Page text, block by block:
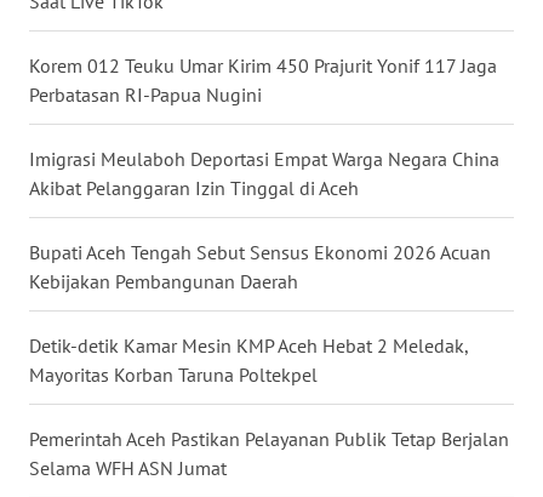
Korem 012 Teuku Umar Kirim 450 Prajurit Yonif 117 Jaga
Perbatasan RI-Papua Nugini
Imigrasi Meulaboh Deportasi Empat Warga Negara China
Akibat Pelanggaran Izin Tinggal di Aceh
Bupati Aceh Tengah Sebut Sensus Ekonomi 2026 Acuan
Kebijakan Pembangunan Daerah
Detik-detik Kamar Mesin KMP Aceh Hebat 2 Meledak,
Mayoritas Korban Taruna Poltekpel
Pemerintah Aceh Pastikan Pelayanan Publik Tetap Berjalan
Selama WFH ASN Jumat
KALBAR
WN
KALTENG
WN
WN
KALSEL
KALTIM
WN
SULSEL